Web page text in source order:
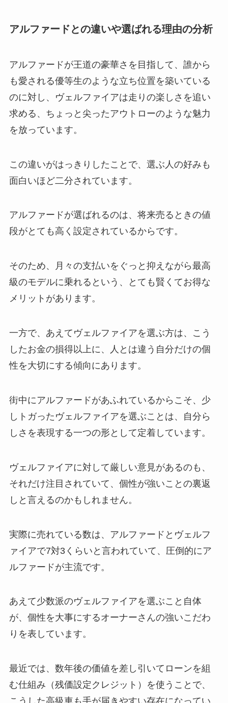
アルファードとの違いや選ばれる理由の分析
アルファードが王道の豪華さを目指して、誰から
も愛される優等生のような立ち位置を築いている
のに対し、ヴェルファイアは走りの楽しさを追い
求める、ちょっと尖ったアウトローのような魅力
を放っています。
この違いがはっきりしたことで、選ぶ人の好みも
面白いほど二分されています。
アルファードが選ばれるのは、将来売るときの値
段がとても高く設定されているからです。
そのため、月々の支払いをぐっと抑えながら最高
級のモデルに乗れるという、とても賢くてお得な
メリットがあります。
一方で、あえてヴェルファイアを選ぶ方は、こう
したお金の損得以上に、人とは違う自分だけの個
性を大切にする傾向にあります。
街中にアルファードがあふれているからこそ、少
しトガったヴェルファイアを選ぶことは、自分ら
しさを表現する一つの形として定着しています。
ヴェルファイアに対して厳しい意見があるのも、
それだけ注目されていて、個性が強いことの裏返
しと言えるのかもしれません。
実際に売れている数は、アルファードとヴェルフ
ァイアで7対3くらいと言われていて、圧倒的にア
ルファードが主流です。
あえて少数派のヴェルファイアを選ぶこと自体
が、個性を大事にするオーナーさんの強いこだわ
りを表しています。
最近では、数年後の価値を差し引いてローンを組
む仕組み（残価設定クレジット）を使うことで、